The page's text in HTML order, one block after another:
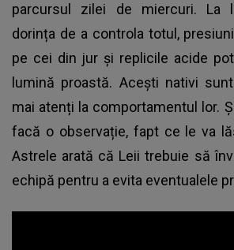
parcursul zilei de miercuri. La
dorința de a controla totul,
pe cei din jur și replicile acide
lumină proastă. Acești nativi
mai atenți la comportamentul lor.
facă o observație, fapt ce le va
Astrele arată că Leii trebuie să
echipă pentru a evita eventualele